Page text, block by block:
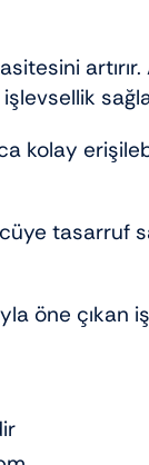
artırır.
kolay
tasarruf
öne çıkan